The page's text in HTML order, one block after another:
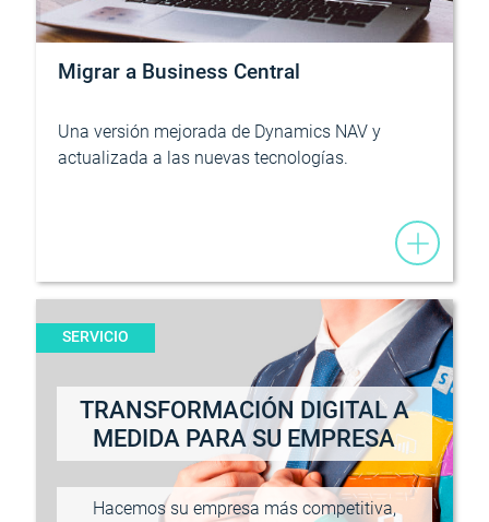
Migrar a Business Central
Una versión mejorada de Dynamics NAV y
actualizada a las nuevas tecnologías.
SERVICIO
TRANSFORMACIÓN DIGITAL A
MEDIDA PARA SU EMPRESA
Hacemos su empresa más competitiva,